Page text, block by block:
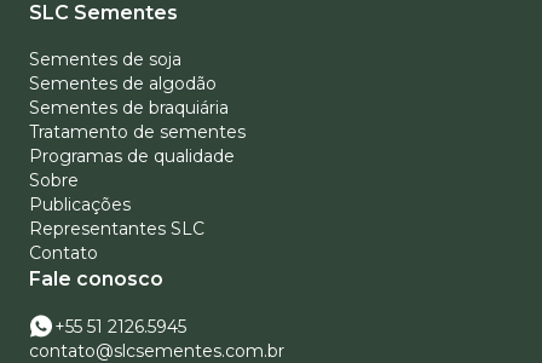
SLC Sementes
Sementes de soja
Sementes de algodão
Sementes de braquiária
Tratamento de sementes
Programas de qualidade
Sobre
Publicações
Representantes SLC
Contato
Fale conosco
+55 51 2126.5945
contato@slcsementes.com.br